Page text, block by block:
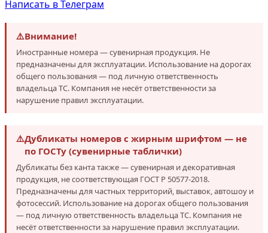
Написать в Телеграм
⚠️Внимание!
Иностранные номера — сувенирная продукция. Не
предназначены для эксплуатации. Использование на дорогах
общего пользования — под личную ответственность
владельца ТС. Компания не несёт ответственности за
нарушение правил эксплуатации.
⚠️Дубликаты номеров с жирным шрифтом — не
по ГОСТу (сувенирные таблички)
Дубликаты без канта также — сувенирная и декоративная
продукция, не соответствующая ГОСТ Р 50577-2018.
Предназначены для частных территорий, выставок, автошоу и
фотосессий. Использование на дорогах общего пользования
— под личную ответственность владельца ТС. Компания не
несёт ответственности за нарушение правил эксплуатации.